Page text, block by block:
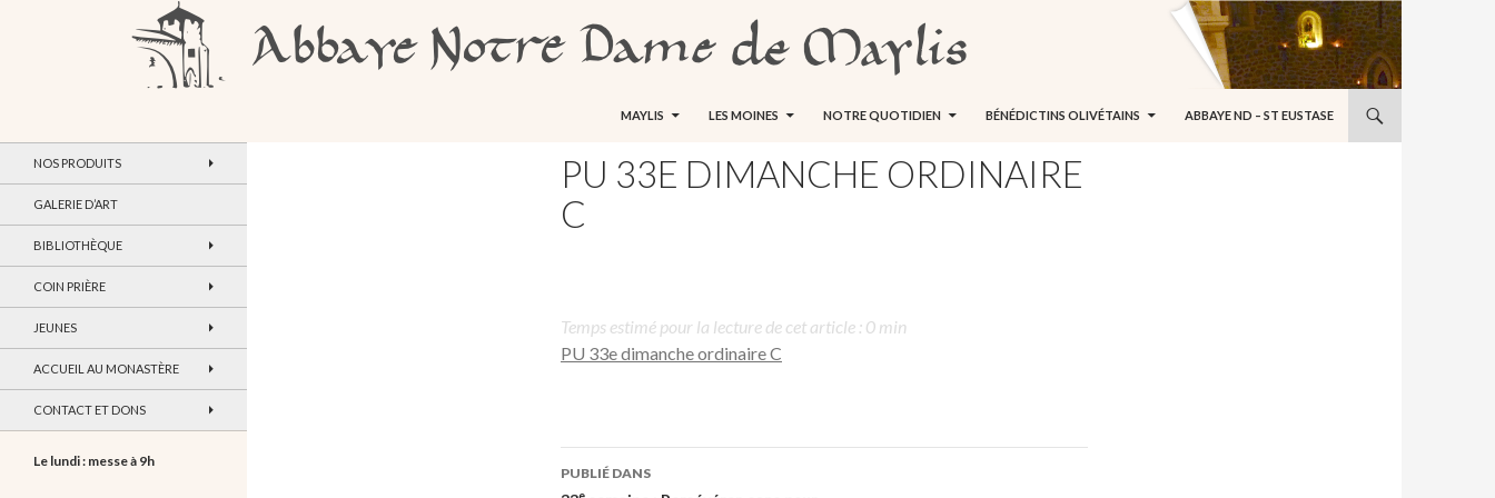
MAYLIS
LES MOINES NOTRE QUOTIDIEN BÉNÉDICTINS OLIVÉTAINS ABBAYE ND – ST EUSTASE
PU 33E DIMANCHE ORDINAIRE
C
Temps estimé pour la lecture de cet article : 0 min
PU 33e dimanche ordinaire C
Navigation
PUBLIÉ DANS
NOS PRODUITS
GALERIE D’ART
BIBLIOTHÈQUE
COIN PRIÈRE
JEUNES
ACCUEIL AU MONASTÈRE
CONTACT ET DONS
Le lundi : messe à 9h